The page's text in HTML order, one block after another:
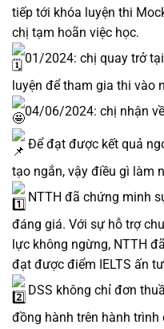
tiếp tới khóa luyện thi
chị tạm hoãn việc học.
01/2024: chị quay trở
luyện để tham gia thi vào
04/06/2024: chị nhận
Để đạt được kết quả
tạo ngắn, vậy điều gì làm
NTTH đã chứng minh
đáng giá. Với sự hỗ trợ
lực không ngừng, NTTH
đạt được điểm IELTS ấn
DSS không chỉ đơn
đồng hành trên hành